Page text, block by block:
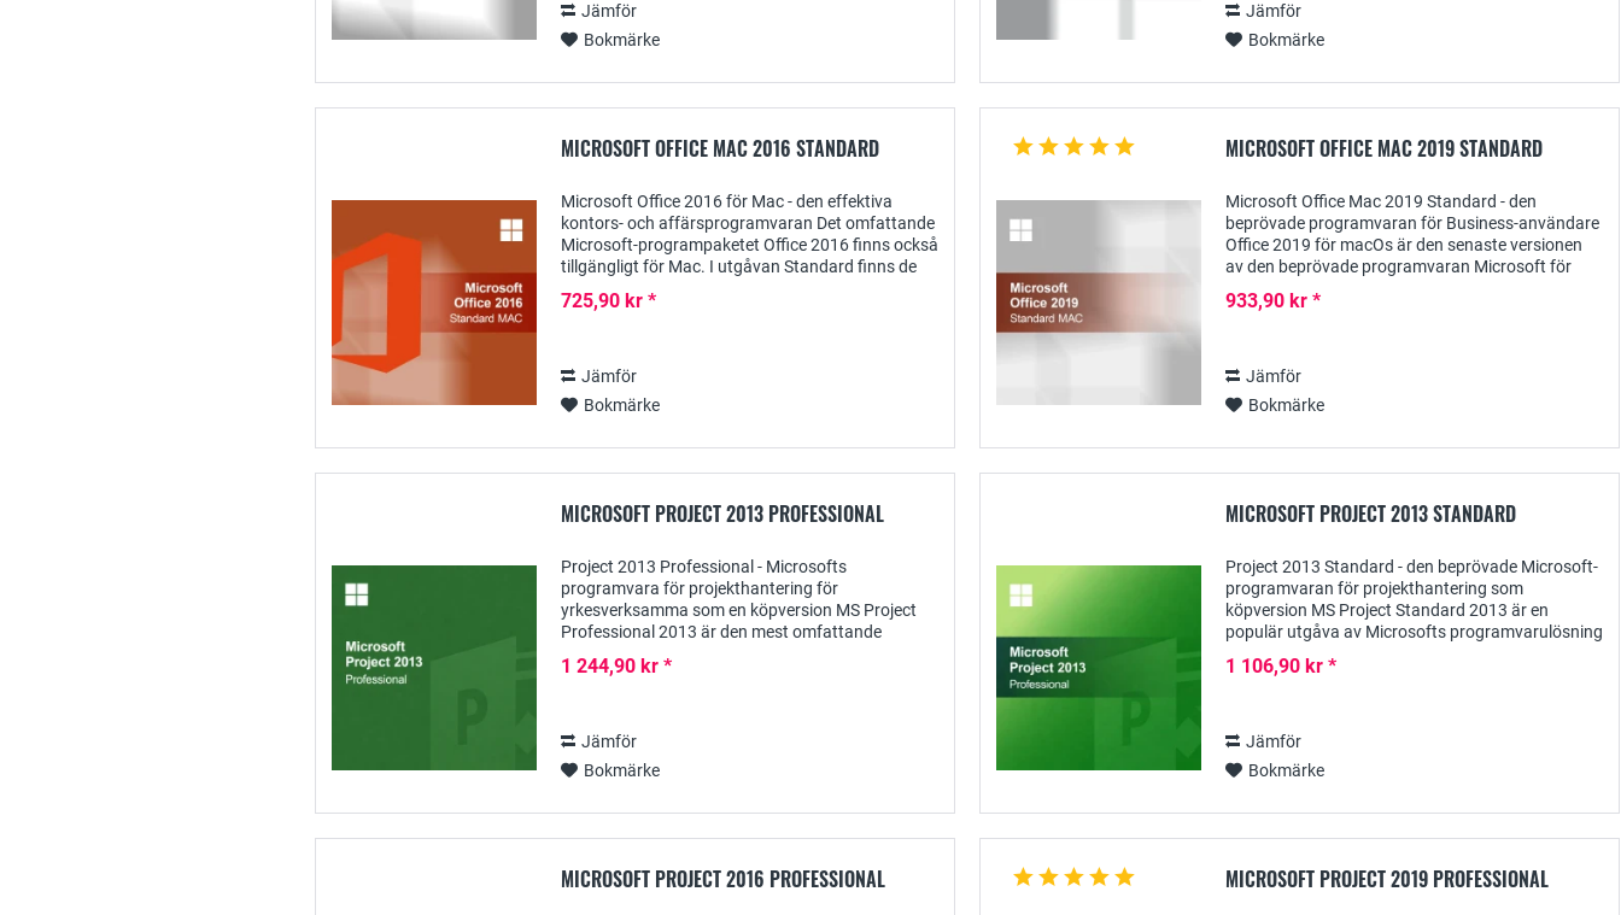
Jämför
Bokmärke
Jämför
Bokmärke
MICROSOFT OFFICE MAC 2016 STANDARD
Microsoft Office 2016 för Mac - den effektiva
kontors- och affärsprogramvaran Det omfattande
Microsoft-programpaketet Office 2016 finns också
tillgängligt för Mac. I utgåvan Standard finns de
PowerPoint,...
725,90 kr *
Jämför
Bokmärke
MICROSOFT OFFICE MAC 2019 STANDARD
Microsoft Office Mac 2019 Standard - den
beprövade programvaran för Business-användare
Office 2019 för macOs är den senaste versionen
av den beprövade programvaran Microsoft för
program för...
933,90 kr *
Jämför
Bokmärke
MICROSOFT PROJECT 2013 PROFESSIONAL
Project 2013 Professional - Microsofts
programvara för projekthantering för
yrkesverksamma som en köpversion MS Project
Professional 2013 är den mest omfattande
att täcka de mest olika...
1 244,90 kr *
Jämför
Bokmärke
MICROSOFT PROJECT 2013 STANDARD
Project 2013 Standard - den beprövade Microsoft-
programvaran för projekthantering som
köpversion MS Project Standard 2013 är en
populär utgåva av Microsofts programvarulösning
dokumentation...
1 106,90 kr *
Jämför
Bokmärke
MICROSOFT PROJECT 2016 PROFESSIONAL MICROSOFT PROJECT 2019 PROFESSIONAL